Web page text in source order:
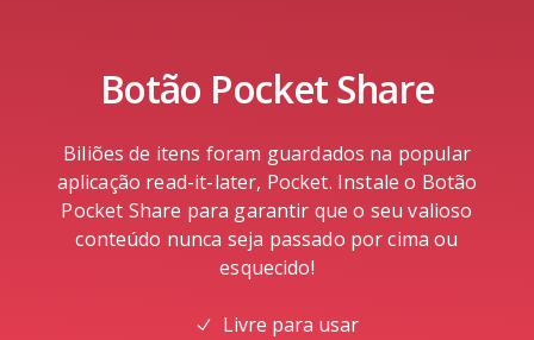
Botão Pocket Share
Biliões de itens foram guardados na popular
aplicação read-it-later, Pocket. Instale o Botão
Pocket Share para garantir que o seu valioso
conteúdo nunca seja passado por cima ou
esquecido!
Livre para usar